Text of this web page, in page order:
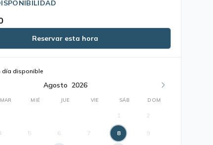
Reservar esta hora
día disponible
Agosto 2026
MAR MIÉ JUE VIE SÁB DOM
1 2
5 6 7 8 9